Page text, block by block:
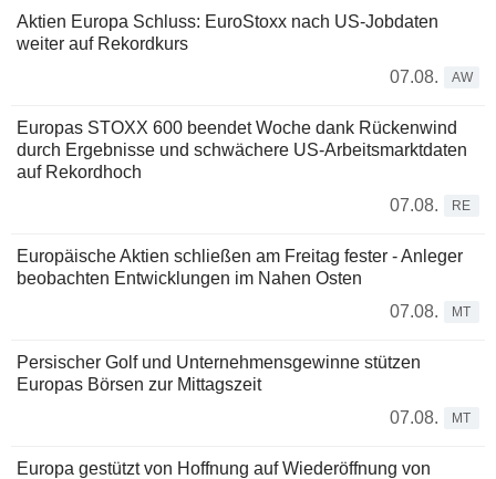
Aktien Europa Schluss: EuroStoxx nach US-Jobdaten
weiter auf Rekordkurs
07.08.
AW
Europas STOXX 600 beendet Woche dank Rückenwind
durch Ergebnisse und schwächere US-Arbeitsmarktdaten
auf Rekordhoch
07.08.
RE
Europäische Aktien schließen am Freitag fester - Anleger
beobachten Entwicklungen im Nahen Osten
07.08.
MT
Persischer Golf und Unternehmensgewinne stützen
Europas Börsen zur Mittagszeit
07.08.
MT
Europa gestützt von Hoffnung auf Wiederöffnung von